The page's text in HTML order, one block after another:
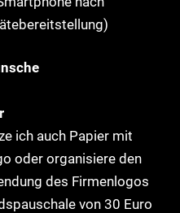
ich auch Papier mit
oder organisiere den
des Firmenlogos
von 30 Euro